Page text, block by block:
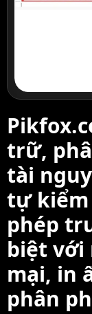
trữ,
tài
tự kiểm
phép
biệt với
mại, in
phân